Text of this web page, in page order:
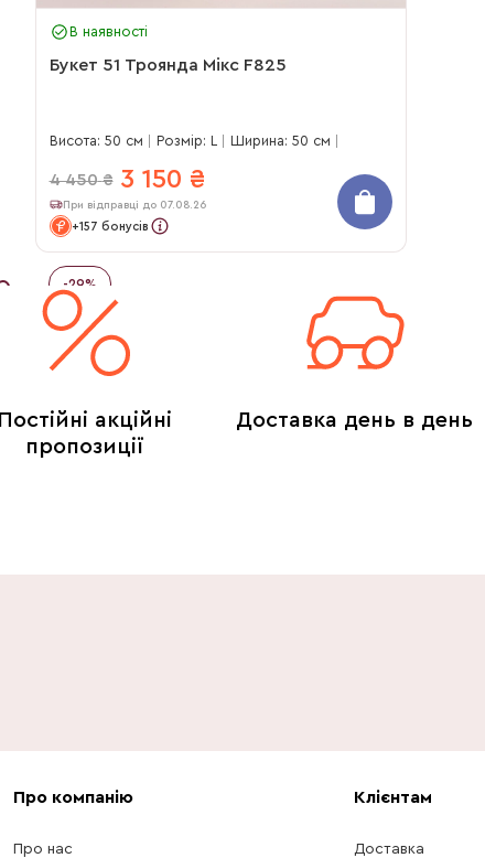
В наявності
Букет 51 Троянда Мікс F825
Висота: 50 см Розмір: L Ширина: 50 см
4 450 ₴ 3 150 ₴
При відправці до 07.08.26
+157 бонусів
-29%
Постійні акційні
пропозиції
Доставка день в день
Про компанію
Про нас
Клієнтам
Доставка